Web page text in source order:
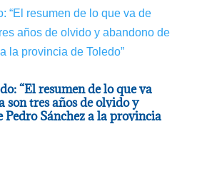
“El resumen de lo que va
son tres años de olvido y
Pedro Sánchez a la provincia